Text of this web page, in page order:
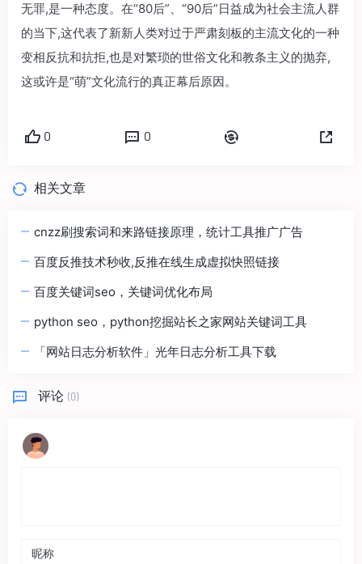
无罪,是一种态度。在“80后”、“90后”日益成为社会主流人群
的当下,这代表了新新人类对过于严肃刻板的主流文化的一种
变相反抗和抗拒,也是对繁琐的世俗文化和教条主义的抛弃,
这或许是“萌”文化流行的真正幕后原因。
0 0
相关文章
cnzz刷搜索词和来路链接原理，统计工具推广广告
百度反推技术秒收,反推在线生成虚拟快照链接
百度关键词seo，关键词优化布局
python seo，python挖掘站长之家网站关键词工具
「网站日志分析软件」光年日志分析工具下载
评论 (0)